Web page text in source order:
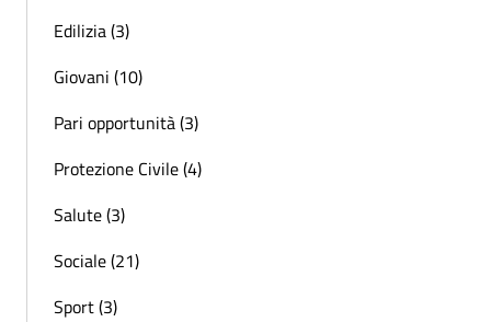
Edilizia (3)
Giovani (10)
Pari opportunità (3)
Protezione Civile (4)
Salute (3)
Sociale (21)
Sport (3)